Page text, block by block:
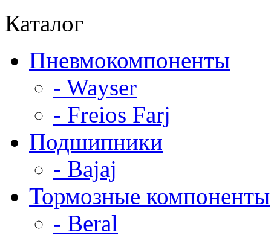
Каталог
Пневмокомпоненты
- Wayser
- Freios Farj
Подшипники
- Bajaj
Тормозные компоненты
- Beral